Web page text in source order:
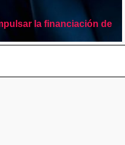
la financiación de